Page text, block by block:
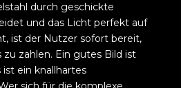
durch geschickte
und das Licht perfekt auf
ist der Nutzer sofort bereit,
zu zahlen. Ein gutes Bild ist
ist ein knallhartes